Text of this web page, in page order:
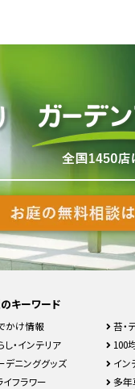
キーワード
かけ情報
苔・
し・インテリア
100
デニンググッズ
イン
イフラワー
多年